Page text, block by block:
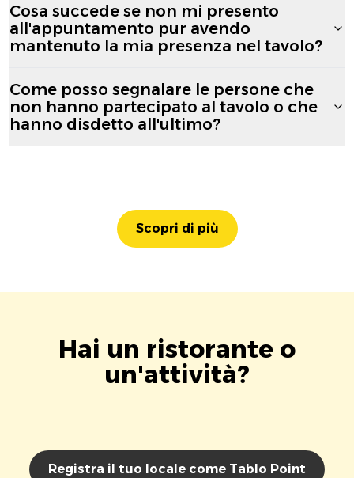
Cosa succede se non mi presento
all'appuntamento pur avendo
mantenuto la mia presenza nel tavolo?
Come posso segnalare le persone che
non hanno partecipato al tavolo o che
hanno disdetto all'ultimo?
Scopri di più
Hai un ristorante o
un'attività?
Registra il tuo locale come Tablo Point